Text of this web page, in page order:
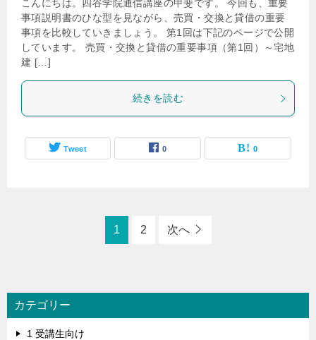
こんにちは。四谷学院通信講座の甲斐です。 今回も、重要
事項説明書のひな型を見ながら、売買・交換と貸借の重要
事項を比較していきましょう。 第1回は下記のページで公開
しています。 売買・交換と貸借の重要事項（第1回）～宅地
建 […]
続きを読む
Tweet 0 0
1 2 次へ
カテゴリー
1 受講生向け